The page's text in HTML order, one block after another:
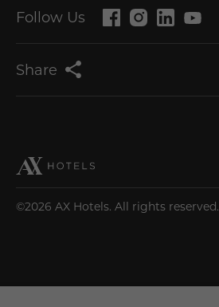
Follow Us
Share
©2026 AX Hotels. All rights reserved.